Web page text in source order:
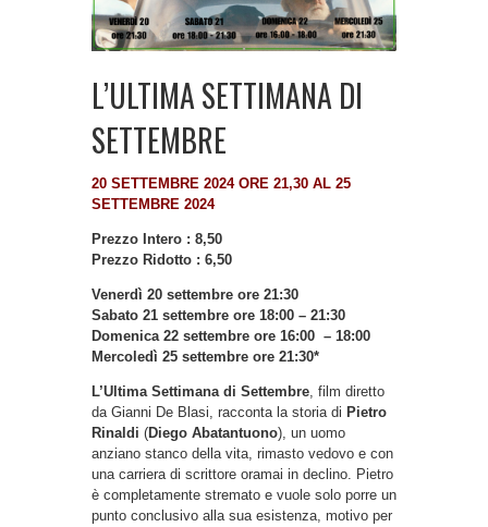
L’ULTIMA SETTIMANA DI
SETTEMBRE
20 SETTEMBRE 2024 ORE 21,30 AL 25
SETTEMBRE 2024
Prezzo Intero : 8,50
Prezzo Ridotto : 6,50
Venerdì 20 settembre ore 21:30
Sabato 21 settembre ore 18:00 – 21:30
Domenica 22 settembre ore 16:00 – 18:00
Mercoledì 25 settembre ore 21:30*
L’Ultima Settimana di Settembre, film diretto
da Gianni De Blasi, racconta la storia di Pietro
Rinaldi (Diego Abatantuono), un uomo
anziano stanco della vita, rimasto vedovo e con
una carriera di scrittore oramai in declino. Pietro
è completamente stremato e vuole solo porre un
punto conclusivo alla sua esistenza, motivo per